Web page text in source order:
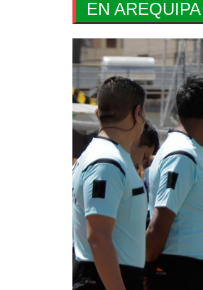
EN AREQUIPA